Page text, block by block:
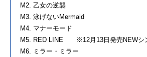
M2. 乙女の逆襲
M3. 泳げないMermaid
M4. マナーモード
M5. RED LINE ※12月13日発売NEWシ
M6. ミラー・ミラー